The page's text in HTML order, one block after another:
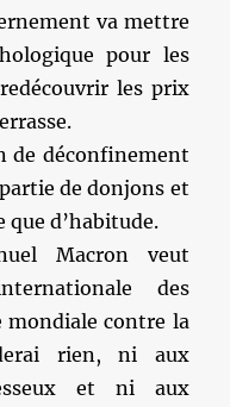
va mettre
pour les
les prix
de déconfinement
de donjons et
que d’habitude.
Macron veut
des
mondiale contre la
rien, ni aux
et ni aux